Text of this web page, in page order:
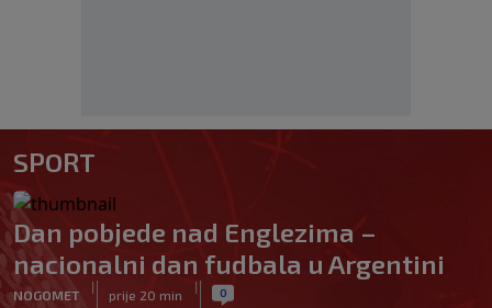
SPORT
Dan pobjede nad Englezima –
nacionalni dan fudbala u Argentini
NOGOMET
|
prije 20 min
| 0